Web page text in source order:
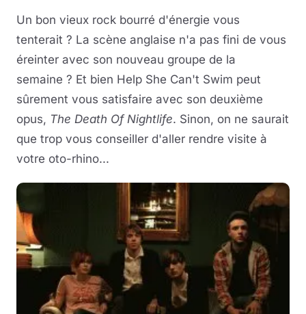
Un bon vieux rock bourré d'énergie vous
tenterait ? La scène anglaise n'a pas fini de vous
éreinter avec son nouveau groupe de la
semaine ? Et bien Help She Can't Swim peut
sûrement vous satisfaire avec son deuxième
opus, The Death Of Nightlife. Sinon, on ne saurait
que trop vous conseiller d'aller rendre visite à
votre oto-rhino...